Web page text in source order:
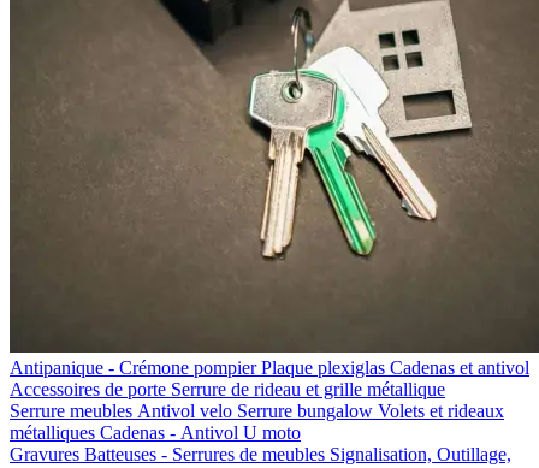
Antipanique - Crémone pompierPlaque plexiglas Cadenas et antivol
Accessoires de porte Serrure de rideau et grille métallique
Serrure meubles Antivol velo Serrure bungalow Volets et rideaux
métalliques Cadenas - Antivol U moto
Gravures Batteuses - Serrures de meubles Signalisation, Outillage,